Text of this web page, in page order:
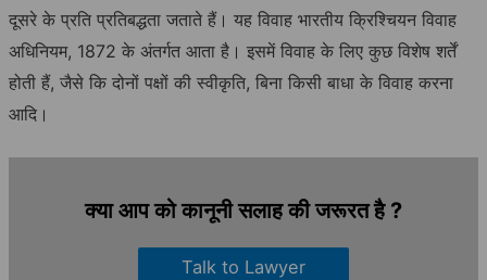
दूसरे के प्रति प्रतिबद्धता जताते हैं। यह विवाह भारतीय क्रिश्चियन विवाह
अधिनियम, 1872 के अंतर्गत आता है। इसमें विवाह के लिए कुछ विशेष शर्तें
होती हैं, जैसे कि दोनों पक्षों की स्वीकृति, बिना किसी बाधा के विवाह करना
आदि।
क्या आप को कानूनी सलाह की जरूरत है ?
Talk to Lawyer